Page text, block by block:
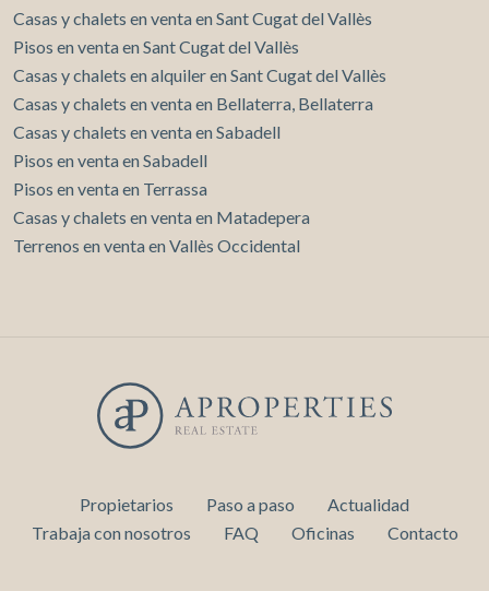
Casas y chalets en venta en Sant Cugat del Vallès
Pisos en venta en Sant Cugat del Vallès
Casas y chalets en alquiler en Sant Cugat del Vallès
Casas y chalets en venta en Bellaterra, Bellaterra
Casas y chalets en venta en Sabadell
Pisos en venta en Sabadell
Pisos en venta en Terrassa
Casas y chalets en venta en Matadepera
Terrenos en venta en Vallès Occidental
Propietarios Paso a paso
Actualidad
Trabaja con nosotros
FAQ Oficinas Contacto